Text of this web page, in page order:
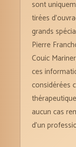
sont
tirées
grands
Pierre
Couic
ces
considérées
aucun cas
d’un